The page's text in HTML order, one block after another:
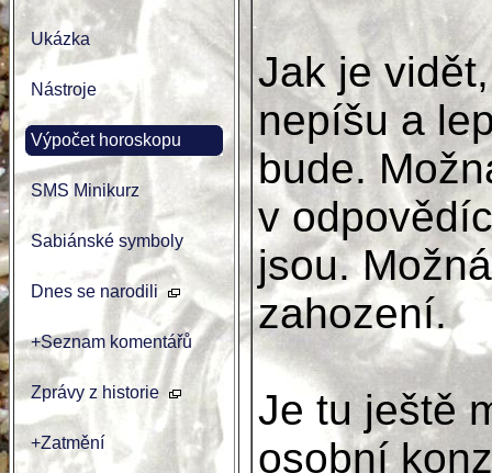
Ukázka
Nástroje
Výpočet horoskopu
SMS Minikurz
Sabiánské symboly
Dnes se narodili
+Seznam komentářů
Zprávy z historie
+Zatmění
Jak je
nepíšu a
bude.
v
jsou.
zahození.
Je tu ještě
osobní